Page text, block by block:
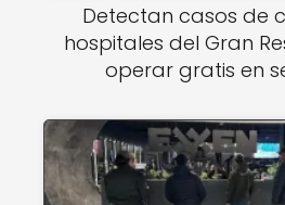
Detectan casos de
hospitales del Gran
operar gratis en